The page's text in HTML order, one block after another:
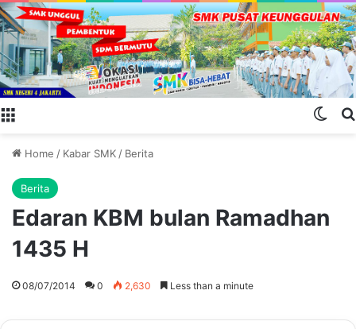
Home / Kabar SMK / Berita
Berita
Edaran KBM bulan Ramadhan
1435 H
08/07/2014 0 2,630 Less than a minute